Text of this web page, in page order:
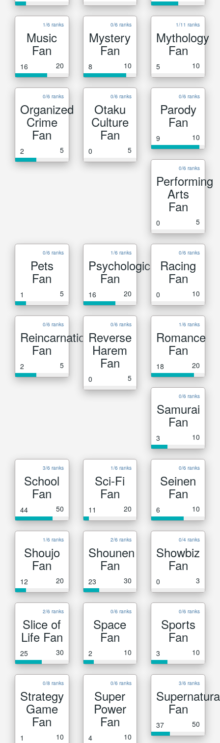
1/6 ranks
Music
Fan
16 20
0/6 ranks
Mystery
Fan
8 10
1/11 ranks
Mythology
Fan
5 10
0/6 ranks
Organized
Crime
Fan
2 5
0/6 ranks
Otaku
Culture
Fan
0 5
0/6 ranks
Parody
Fan
9 10
0/6 ranks
Performing
Arts
Fan
0 5
0/6 ranks
Pets
Fan
1 5
1/6 ranks
Psychological
Fan
16 20
0/6 ranks
Racing
Fan
0 10
0/6 ranks
Reincarnation
Fan
2 5
0/6 ranks
Reverse
Harem
Fan
0 5
1/6 ranks
Romance
Fan
18 20
0/6 ranks
Samurai
Fan
3 10
3/6 ranks
School
Fan
44 50
1/6 ranks
Sci-Fi
Fan
11 20
0/6 ranks
Seinen
Fan
6 10
1/6 ranks
Shoujo
Fan
12 20
2/6 ranks
Shounen
Fan
23 30
0/4 ranks
Showbiz
Fan
0 3
2/6 ranks
Slice of
Life Fan
25 30
0/6 ranks
Space
Fan
2 10
0/6 ranks
Sports
Fan
3 10
0/8 ranks
Strategy
Game
Fan
1 10
0/6 ranks
Super
Power
Fan
4 10
3/6 ranks
Fan
37 50